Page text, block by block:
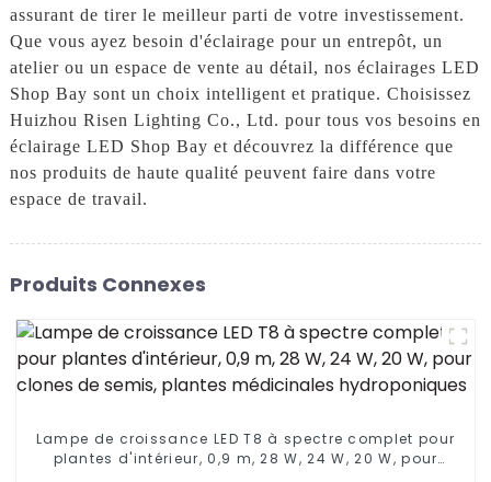
assurant de tirer le meilleur parti de votre investissement.
Que vous ayez besoin d'éclairage pour un entrepôt, un
atelier ou un espace de vente au détail, nos éclairages LED
Shop Bay sont un choix intelligent et pratique. Choisissez
Huizhou Risen Lighting Co., Ltd. pour tous vos besoins en
éclairage LED Shop Bay et découvrez la différence que
nos produits de haute qualité peuvent faire dans votre
espace de travail.
Produits Connexes
Lampe de croissance LED T8 à spectre complet pour
plantes d'intérieur, 0,9 m, 28 W, 24 W, 20 W, pour